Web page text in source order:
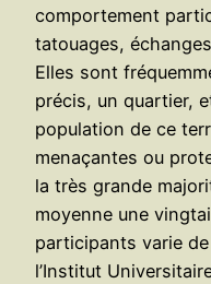
comportement
tatouages,
Elles sont
précis, un quartier,
population de ce
menaçantes ou
la très grande
moyenne une
participants varie
l’Institut